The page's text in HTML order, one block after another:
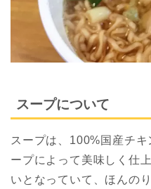
スープについて
スープは、100%国産チ
ープによって美味しく仕
いとなっていて、ほんの